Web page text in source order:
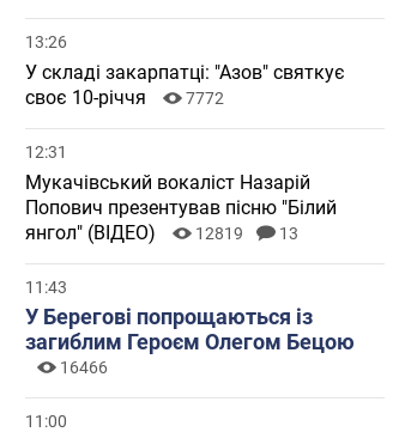
13:26
У складі закарпатці: "Азов" святкує
своє 10-річчя
7772
12:31
Мукачівський вокаліст Назарій
Попович презентував пісню "Білий
янгол" (ВІДЕО)
12819 13
11:43
У Берегові попрощаються із
загиблим Героєм Олегом Бецою
16466
11:00